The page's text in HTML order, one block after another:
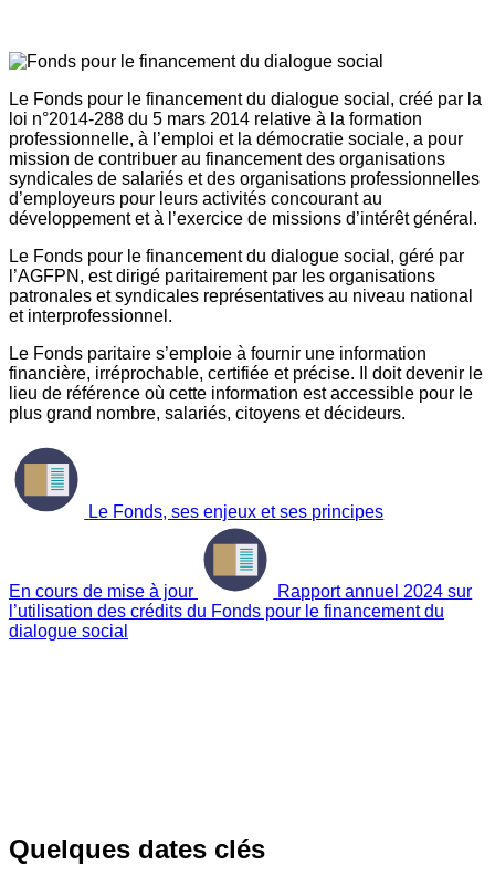
Le Fonds pour le financement du dialogue social, créé par la
loi n°2014-288 du 5 mars 2014 relative à la formation
professionnelle, à l’emploi et la démocratie sociale, a pour
mission de contribuer au financement des organisations
syndicales de salariés et des organisations professionnelles
d’employeurs pour leurs activités concourant au
développement et à l’exercice de missions d’intérêt général.
Le Fonds pour le financement du dialogue social, géré par
l’AGFPN, est dirigé paritairement par les organisations
patronales et syndicales représentatives au niveau national
et interprofessionnel.
Le Fonds paritaire s’emploie à fournir une information
financière, irréprochable, certifiée et précise. Il doit devenir le
lieu de référence où cette information est accessible pour le
plus grand nombre, salariés, citoyens et décideurs.
Le Fonds, ses enjeux et ses principes
En cours de mise à jour
Rapport annuel 2024 sur
l’utilisation des crédits du Fonds pour le financement du
dialogue social
Quelques dates clés